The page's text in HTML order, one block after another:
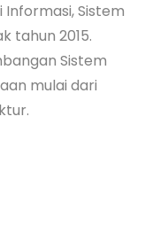
Sistem
tahun 2015.
Sistem
mulai dari